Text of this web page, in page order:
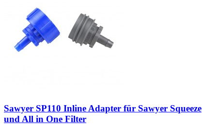
Sawyer SP110 Inline Adapter für Sawyer Squeeze
und All in One Filter